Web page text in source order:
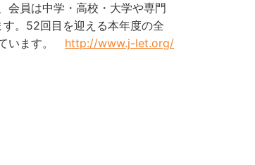
会員は中学・高校・大学や専門
。52回目を迎える本年度の全
います。 http://www.j-let.org/